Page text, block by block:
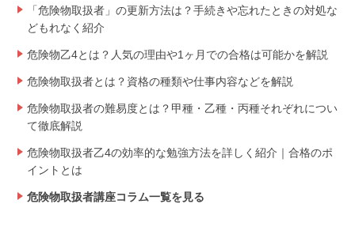
「危険物取扱者」の更新方法は？手続きや忘れたときの対処な
どもれなく紹介
危険物乙4とは？人気の理由や1ヶ月での合格は可能かを解説
危険物取扱者とは？資格の種類や仕事内容などを解説
危険物取扱者の難易度とは？甲種・乙種・丙種それぞれについ
て徹底解説
危険物取扱者乙4の効率的な勉強方法を詳しく紹介｜合格のポ
イントとは
危険物取扱者講座コラム一覧を見る